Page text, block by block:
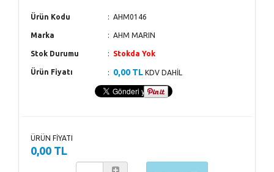
Ürün Kodu AHM0146
Marka AHM MARIN
Stok Durumu Stokda Yok
Ürün Fiyatı 0,00 TL KDV DAHİL
ÜRÜN FİYATI
0,00 TL